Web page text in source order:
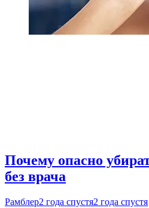
Почему опасно
без врача
Рамблер2 года спустя2 года спустя